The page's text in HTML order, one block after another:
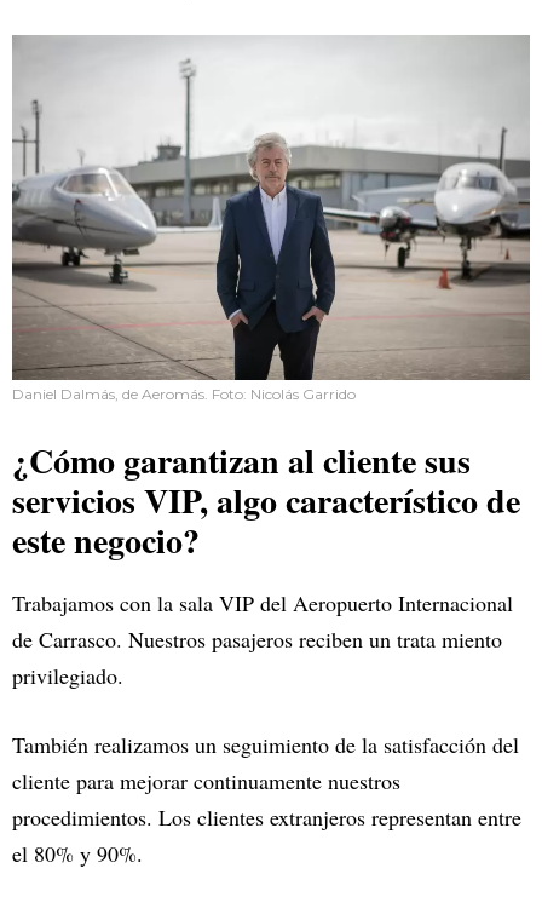
Daniel Dalmás, de Aeromás. Foto: Nicolás Garrido
¿Cómo garantizan al cliente sus
servicios VIP, algo característico de
este negocio?
Trabajamos con la sala VIP del Aeropuerto Internacional
de Carrasco. Nuestros pasajeros reciben un trata miento
privilegiado.
También realizamos un seguimiento de la satisfacción del
cliente para mejorar continuamente nuestros
procedimientos. Los clientes extranjeros representan entre
el 80% y 90%.